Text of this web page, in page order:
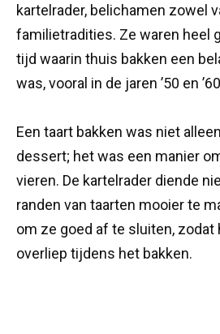
kartelrader, belichamen zowel
familietradities. Ze waren heel
tijd waarin thuis bakken een
was, vooral in de jaren ’50 en
Een taart bakken was niet
dessert; het was een manier
vieren. De kartelrader diende
randen van taarten mooier te
om ze goed af te sluiten, zodat
overliep tijdens het bakken.